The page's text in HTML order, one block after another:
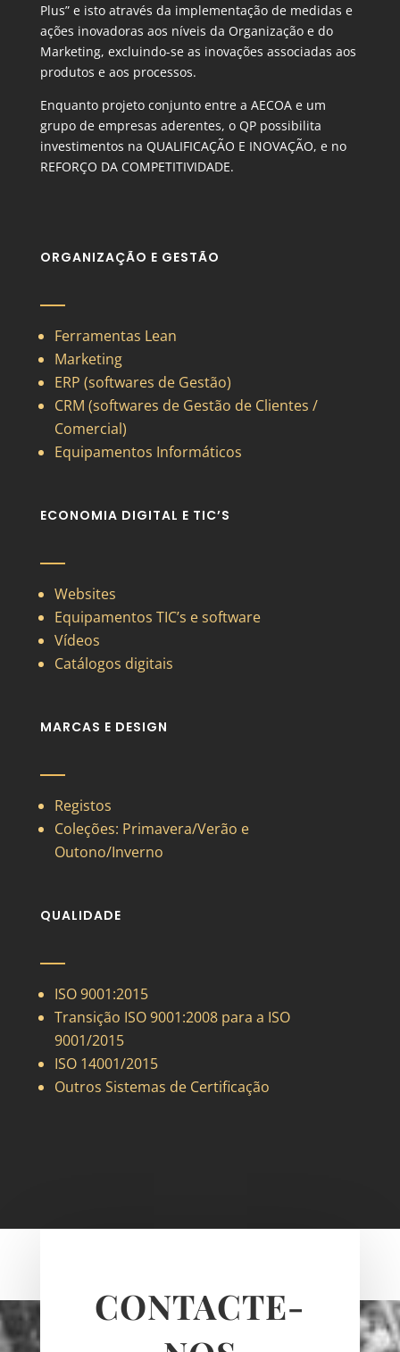
Plus” e isto através da implementação de medidas e
ações inovadoras aos níveis da Organização e do
Marketing, excluindo-se as inovações associadas aos
produtos e aos processos.
Enquanto projeto conjunto entre a AECOA e um
grupo de empresas aderentes, o QP possibilita
investimentos na QUALIFICAÇÃO E INOVAÇÃO, e no
REFORÇO DA COMPETITIVIDADE.
ORGANIZAÇÃO E GESTÃO
Ferramentas Lean
Marketing
ERP (softwares de Gestão)
CRM (softwares de Gestão de Clientes /
Comercial)
Equipamentos Informáticos
ECONOMIA DIGITAL E TIC’S
Websites
Equipamentos TIC’s e software
Vídeos
Catálogos digitais
MARCAS E DESIGN
Registos
Coleções: Primavera/Verão e
Outono/Inverno
QUALIDADE
ISO 9001:2015
Transição ISO 9001:2008 para a ISO
9001/2015
ISO 14001/2015
Outros Sistemas de Certificação
CONTACTE-